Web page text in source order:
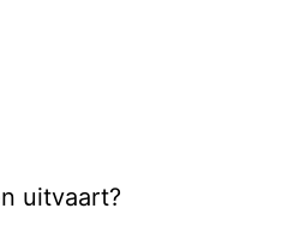
uitvaart?